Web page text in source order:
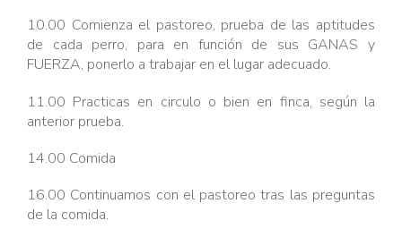
10.00 Comienza el pastoreo, prueba de las aptitudes
de cada perro, para en función de sus GANAS y
FUERZA, ponerlo a trabajar en el lugar adecuado.
11.00 Practicas en circulo o bien en finca, según la
anterior prueba.
14.00 Comida
16.00 Continuamos con el pastoreo tras las preguntas
de la comida.